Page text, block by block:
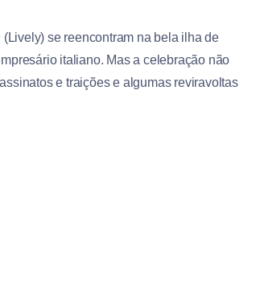
(Lively) se reencontram na bela ilha de
italiano. Mas a celebração não
e traições e algumas reviravoltas